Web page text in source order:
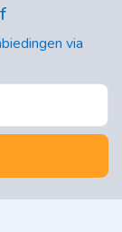
via